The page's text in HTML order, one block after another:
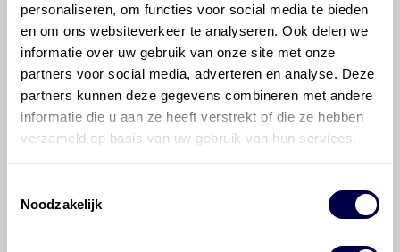
personaliseren, om functies voor social media te bieden
en om ons websiteverkeer te analyseren. Ook delen we
informatie over uw gebruik van onze site met onze
partners voor social media, adverteren en analyse. Deze
partners kunnen deze gegevens combineren met andere
informatie die u aan ze heeft verstrekt of die ze hebben
verzameld op basis van uw gebruik van hun services.
Noodzakelijk
©OlyslagerAlle rechten voorbehouden. Deze
informatie mag noch geheel noch gedeeltelijk worden
gereproduceerd, opgeslagen in een database of op
Organisation B.V. Hoewel alles in het werk is gesteld
om ervoor te zorgen dat deze gegevens zo accuraat